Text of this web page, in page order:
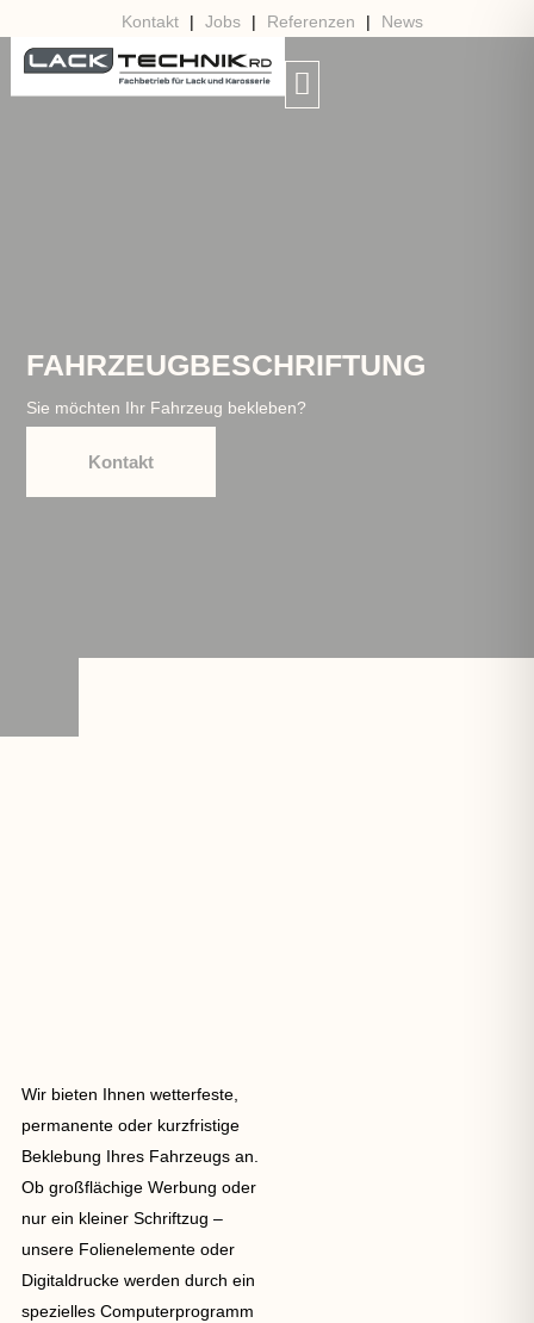
Kontakt| Jobs| Referenzen | News
FAHRZEUGBESCHRIFTUNG
Sie möchten Ihr Fahrzeug bekleben?
Kontakt
Wir bieten Ihnen wetterfeste,
permanente oder kurzfristige
Beklebung Ihres Fahrzeugs an.
Ob großflächige Werbung oder
nur ein kleiner Schriftzug –
unsere Folienelemente oder
Digitaldrucke werden durch ein
spezielles Computerprogramm